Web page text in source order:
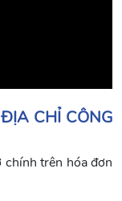
CHỈ CÔNG
trên hóa đơn